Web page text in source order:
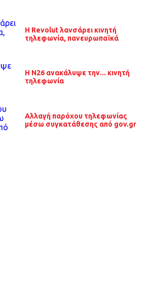
Η Revolut λανσάρει κινητή
τηλεφωνία, πανευρωπαϊκά
H N26 ανακάλυψε την... κινητή
τηλεφωνία
Αλλαγή παρόχου τηλεφωνίας
μέσω συγκατάθεσης από gov.gr